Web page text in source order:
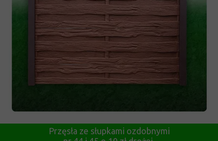
Przęsła ze słupkami ozdobnymi